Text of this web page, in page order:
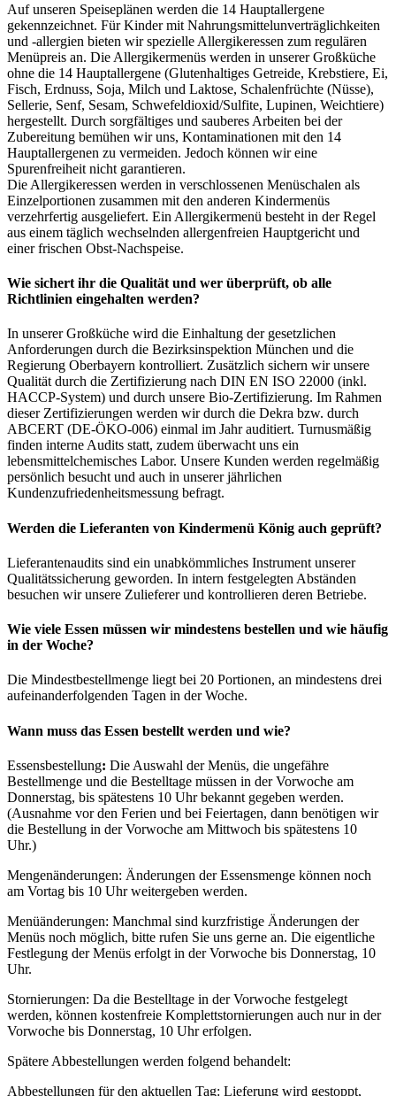
Auf unseren Speiseplänen werden die 14 Hauptallergene
gekennzeichnet. Für Kinder mit Nahrungsmittelunverträglichkeiten
und -allergien bieten wir spezielle Allergikeressen zum regulären
Menüpreis an. Die Allergikermenüs werden in unserer Großküche
ohne die 14 Hauptallergene (Glutenhaltiges Getreide, Krebstiere, Ei,
Fisch, Erdnuss, Soja, Milch und Laktose, Schalenfrüchte (Nüsse),
Sellerie, Senf, Sesam, Schwefeldioxid/Sulfite, Lupinen, Weichtiere)
hergestellt. Durch sorgfältiges und sauberes Arbeiten bei der
Zubereitung bemühen wir uns, Kontaminationen mit den 14
Hauptallergenen zu vermeiden. Jedoch können wir eine
Spurenfreiheit nicht garantieren.
Die Allergikeressen werden in verschlossenen Menüschalen als
Einzelportionen zusammen mit den anderen Kindermenüs
verzehrfertig ausgeliefert. Ein Allergikermenü besteht in der Regel
aus einem täglich wechselnden allergenfreien Hauptgericht und
einer frischen Obst-Nachspeise.
Wie sichert ihr die Qualität und wer überprüft, ob alle
Richtlinien eingehalten werden?
In unserer Großküche wird die Einhaltung der gesetzlichen
Anforderungen durch die Bezirksinspektion München und die
Regierung Oberbayern kontrolliert. Zusätzlich sichern wir unsere
Qualität durch die Zertifizierung nach DIN EN ISO 22000 (inkl.
HACCP-System) und durch unsere Bio-Zertifizierung. Im Rahmen
dieser Zertifizierungen werden wir durch die Dekra bzw. durch
ABCERT (DE-ÖKO-006) einmal im Jahr auditiert. Turnusmäßig
finden interne Audits statt, zudem überwacht uns ein
lebensmittelchemisches Labor. Unsere Kunden werden regelmäßig
persönlich besucht und auch in unserer jährlichen
Kundenzufriedenheitsmessung befragt.
Werden die Lieferanten von Kindermenü König auch geprüft?
Lieferantenaudits sind ein unabkömmliches Instrument unserer
Qualitätssicherung geworden. In intern festgelegten Abständen
besuchen wir unsere Zulieferer und kontrollieren deren Betriebe.
Wie viele Essen müssen wir mindestens bestellen und wie häufig
in der Woche?
Die Mindestbestellmenge liegt bei 20 Portionen, an mindestens drei
aufeinanderfolgenden Tagen in der Woche.
Wann muss das Essen bestellt werden und wie?
Essensbestellung: Die Auswahl der Menüs, die ungefähre
Bestellmenge und die Bestelltage müssen in der Vorwoche am
Donnerstag, bis spätestens 10 Uhr bekannt gegeben werden.
(Ausnahme vor den Ferien und bei Feiertagen, dann benötigen wir
die Bestellung in der Vorwoche am Mittwoch bis spätestens 10
Uhr.)
Mengenänderungen: Änderungen der Essensmenge können noch
am Vortag bis 10 Uhr weitergeben werden.
Menüänderungen: Manchmal sind kurzfristige Änderungen der
Menüs noch möglich, bitte rufen Sie uns gerne an. Die eigentliche
Festlegung der Menüs erfolgt in der Vorwoche bis Donnerstag, 10
Uhr.
Stornierungen: Da die Bestelltage in der Vorwoche festgelegt
werden, können kostenfreie Komplettstornierungen auch nur in der
Vorwoche bis Donnerstag, 10 Uhr erfolgen.
Spätere Abbestellungen werden folgend behandelt:
Abbestellungen für den aktuellen Tag: Lieferung wird gestoppt,